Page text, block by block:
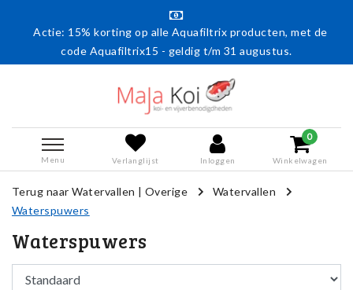
Actie: 15% korting op alle Aquafiltrix producten, met de
code Aquafiltrix15 - geldig t/m 31 augustus.
Menu Verlanglijst Inloggen
0
Winkelwagen
Terug naar Watervallen |Overige
Watervallen
Waterspuwers
Waterspuwers